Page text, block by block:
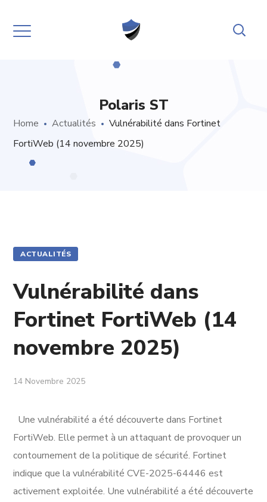
Polaris ST
Home Actualités
Vulnérabilité dans Fortinet
FortiWeb (14 novembre 2025)
ACTUALITÉS
Vulnérabilité dans
Fortinet FortiWeb (14
novembre 2025)
14 Novembre 2025
Une vulnérabilité a été découverte dans Fortinet
FortiWeb. Elle permet à un attaquant de provoquer un
contournement de la politique de sécurité. Fortinet
indique que la vulnérabilité CVE-2025-64446 est
activement exploitée. Une vulnérabilité a été découverte